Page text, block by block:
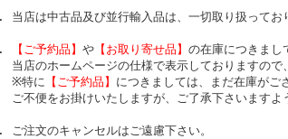
当店は中古品及び並行輸入品は、一切取り扱ってお
【ご予約品】 や【お取り寄せ品】 の在庫につきまし
当店のホームページの仕様で表示しておりますので
※特に 【ご予約品】 につきましては、まだ在庫がご
ご不便をお掛けいたしますが、ご了承下さいますよ
ご注文のキャンセルはご遠慮下さい。